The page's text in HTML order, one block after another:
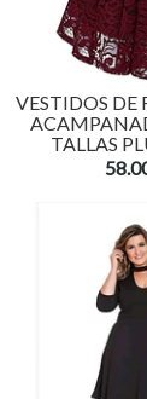
VESTIDOS DE
TALLAS